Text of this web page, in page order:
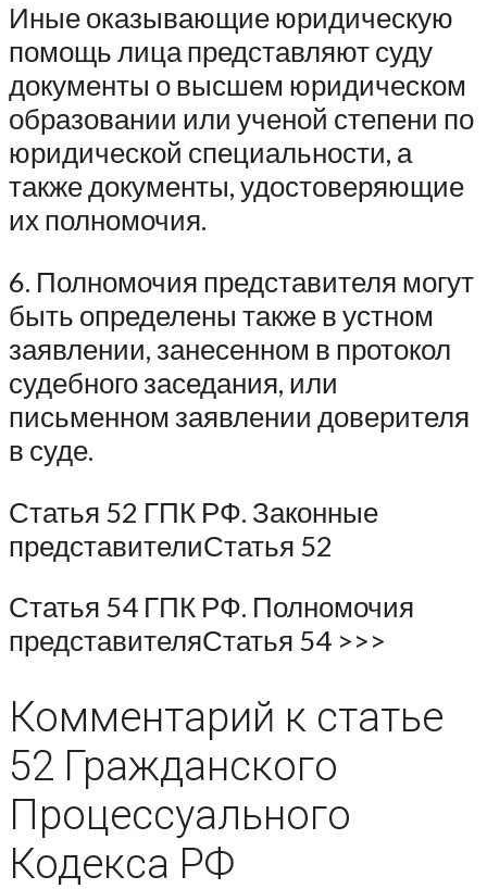
Иные оказывающие юридическую
помощь лица представляют суду
документы о высшем юридическом
образовании или ученой степени по
юридической специальности, а
также документы, удостоверяющие
их полномочия.
6. Полномочия представителя могут
быть определены также в устном
заявлении, занесенном в протокол
судебного заседания, или
письменном заявлении доверителя
в суде.
Статья 52 ГПК РФ. Законные
представителиСтатья 52
Статья 54 ГПК РФ. Полномочия
представителяСтатья 54 >>>
Комментарий к статье
52 Гражданского
Процессуального
Кодекса РФ